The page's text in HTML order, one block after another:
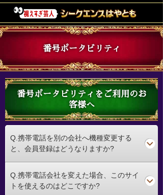
番号ポータビリティ
番号ポータビリティをご利用のお
客様へ
Q.携帯電話を別の会社へ機種変更する
と、会員登録はどうなりますか?
Q.携帯電話会社を変えた場合、このサイ
トを使えるのはどこですか?